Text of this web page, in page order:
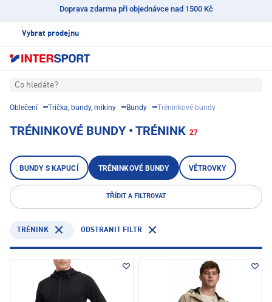
Doprava zdarma při objednávce nad 1500 Kč
Vybrat prodejnu
Co hledáte?
Oblečení Trička, bundy, mikiny Bundy Tréninkové bundy
TRÉNINKOVÉ BUNDY • TRÉNINK 27
BUNDY S KAPUCÍ TRÉNINKOVÉ BUNDY VĚTROVKY
TŘÍDIT A FILTROVAT
TRÉNINK ODSTRANIT FILTR